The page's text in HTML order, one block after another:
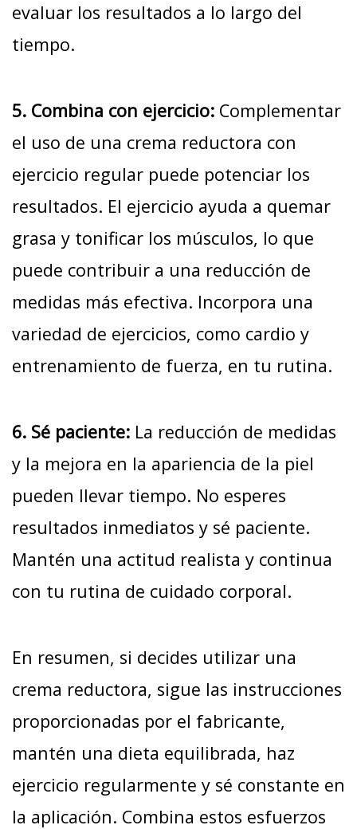
evaluar los resultados a lo largo del
tiempo.
5. Combina con ejercicio: Complementar
el uso de una crema reductora con
ejercicio regular puede potenciar los
resultados. El ejercicio ayuda a quemar
grasa y tonificar los músculos, lo que
puede contribuir a una reducción de
medidas más efectiva. Incorpora una
variedad de ejercicios, como cardio y
entrenamiento de fuerza, en tu rutina.
6. Sé paciente: La reducción de medidas
y la mejora en la apariencia de la piel
pueden llevar tiempo. No esperes
resultados inmediatos y sé paciente.
Mantén una actitud realista y continua
con tu rutina de cuidado corporal.
En resumen, si decides utilizar una
crema reductora, sigue las instrucciones
proporcionadas por el fabricante,
mantén una dieta equilibrada, haz
ejercicio regularmente y sé constante en
la aplicación. Combina estos esfuerzos